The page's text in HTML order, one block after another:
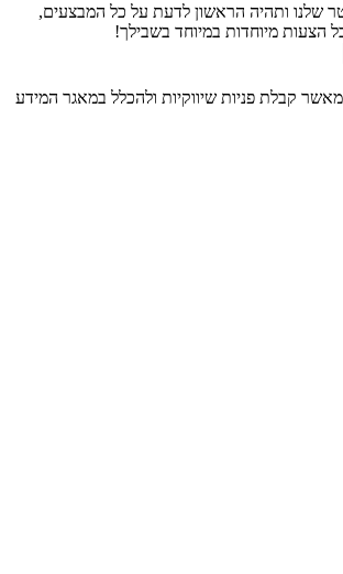
שלנו ותהיה הראשון לדעת על כל המבצעים,
הצעות מיוחדות במיוחד בשבילך!
קבלת פניות שיווקיות ולהכלל במאגר המידע